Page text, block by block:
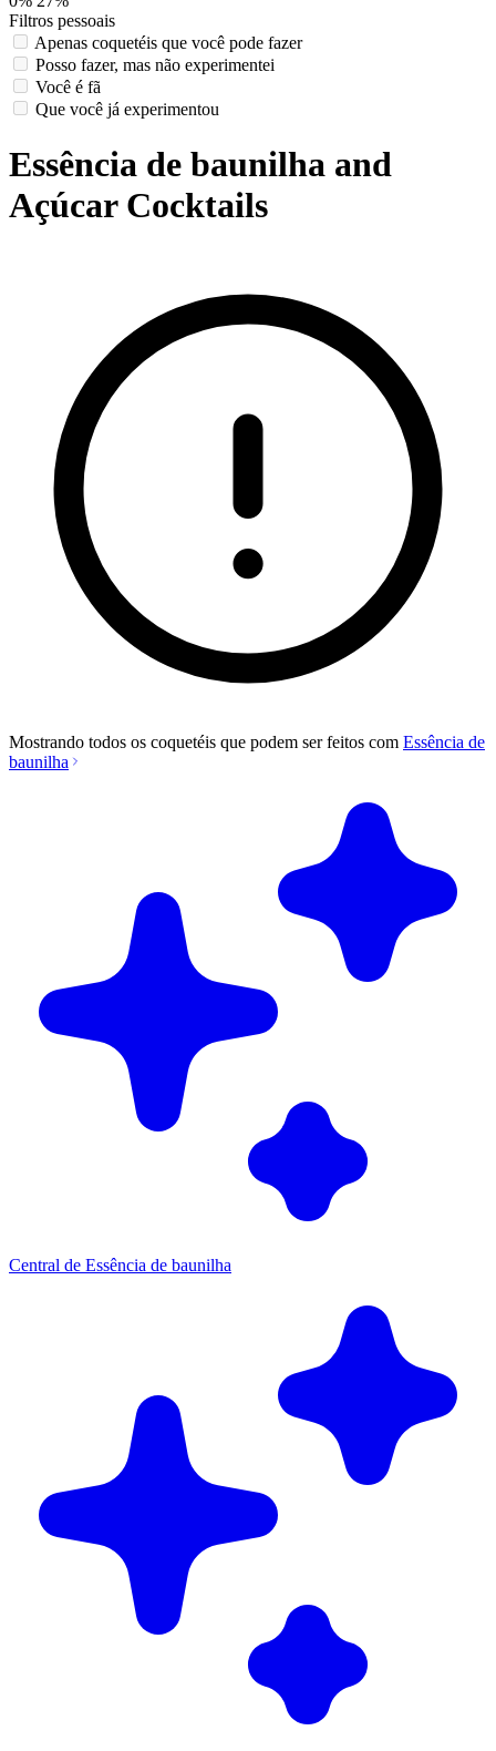
Filtros pessoais
Apenas coquetéis que você pode fazer
Posso fazer, mas não experimentei
Você é fã
Que você já experimentou
Essência de baunilha and
Açúcar Cocktails
Mostrando todos os coquetéis que podem ser feitos com Essência de
baunilha
Central de Essência de baunilha